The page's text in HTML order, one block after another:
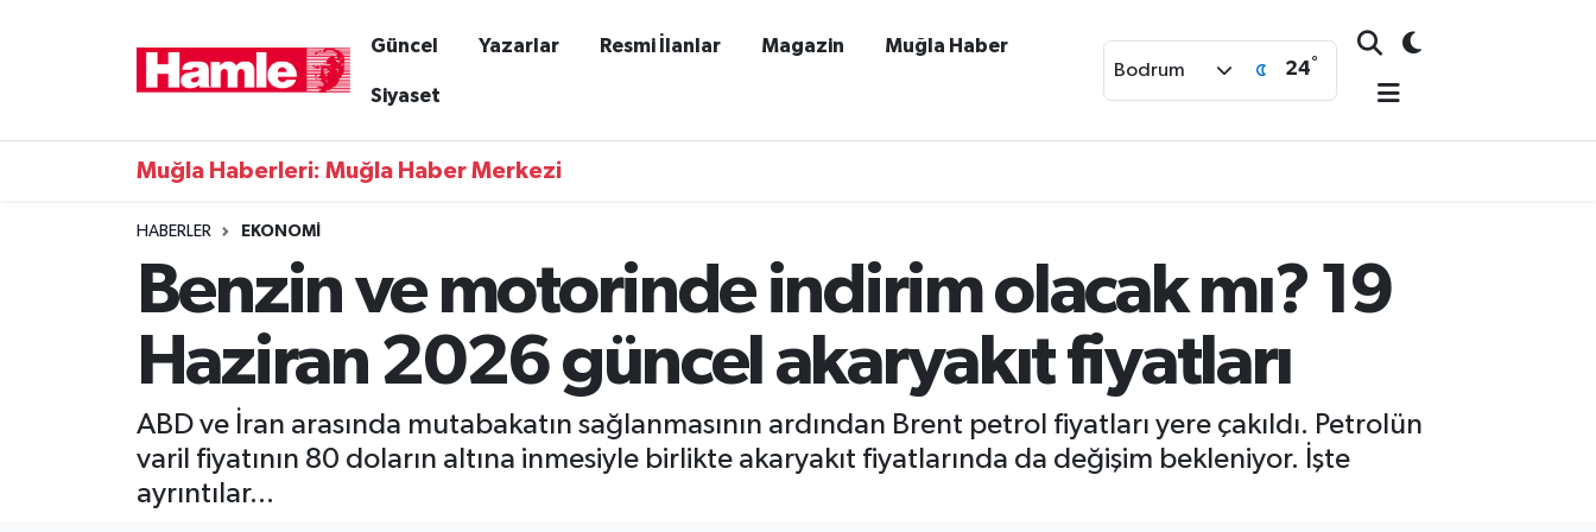
Güncel Yazarlar Resmi İlanlar Magazin Muğla Haber
Siyaset
Bodrum 24°
Muğla Haberleri: Muğla Haber Merkezi
HABERLER EKONOMI
Benzin ve motorinde indirim olacak mı? 19
Haziran 2026 güncel akaryakıt fiyatları
ABD ve İran arasında mutabakatın sağlanmasının ardından Brent petrol fiyatları yere çakıldı. Petrolün
varil fiyatının 80 doların altına inmesiyle birlikte akaryakıt fiyatlarında da değişim bekleniyor. İşte
ayrıntılar...
Muğla Haber
Muğla Nöbetçi Eczaneler
Muğla Trafik Yoğunluk Haritası
Süper Lig Puan Durumu ve Fikstür
Son Dakika Haberleri
Haber Arşivi